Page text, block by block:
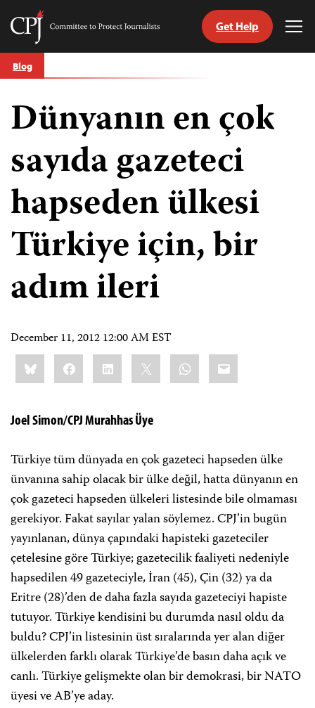
Skip
to
Committee
Journalists
Get Help
Blog
Dünyanın en çok
sayıda gazeteci
hapseden ülkesi
Türkiye için, bir
adım ileri
December 11, 2012 12:00 AM EST
Share
this:BlueskyFacebookLinkedIn WhatsApp
Email
Joel Simon/CPJ Murahhas Üye
Türkiye tüm dünyada en çok gazeteci hapseden ülke
ünvanına sahip olacak bir ülke değil, hatta dünyanın en
çok gazeteci hapseden ülkeleri listesinde bile olmaması
gerekiyor. Fakat sayılar yalan söylemez. CPJ’in bugün
yayınlanan, dünya çapındaki hapisteki gazeteciler
çetelesine göre Türkiye; gazetecilik faaliyeti nedeniyle
hapsedilen 49 gazeteciyle, İran (45), Çin (32) ya da
Eritre (28)’den de daha fazla sayıda gazeteciyi hapiste
tutuyor. Türkiye kendisini bu durumda nasıl oldu da
buldu? CPJ’in listesinin üst sıralarında yer alan diğer
ülkelerden farklı olarak Türkiye’de basın daha açık ve
canlı. Türkiye gelişmekte olan bir demokrasi, bir NATO
üyesi ve AB’ye aday.